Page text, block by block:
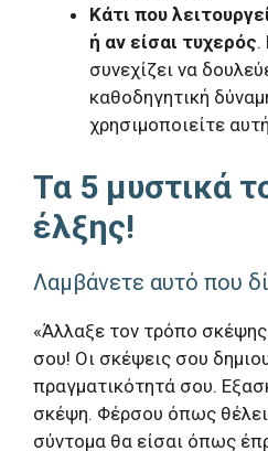
Κάτι που
ή αν είσαι τυχερός.
συνεχίζει να
καθοδηγητική
χρησιμοποιείτε
Τα 5 μυστικά
έλξης!
Λαμβάνετε αυτό που
«Άλλαξε τον τρόπο
σου! Οι σκέψεις σου
πραγματικότητά σου.
σκέψη. Φέρσου όπως
σύντομα θα είσαι όπως